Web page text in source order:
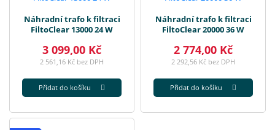
Náhradní trafo k filtraci
FiltoClear 13000 24 W
3 099,00 Kč
2 561,16 Kč bez DPH
Přidat do košíku
Náhradní trafo k filtraci
FiltoClear 20000 36 W
2 774,00 Kč
2 292,56 Kč bez DPH
Přidat do košíku